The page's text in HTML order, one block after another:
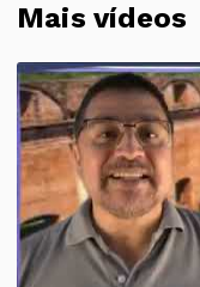
Mais vídeos